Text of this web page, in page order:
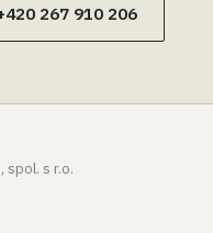
267 910 206
spol. s r.o.